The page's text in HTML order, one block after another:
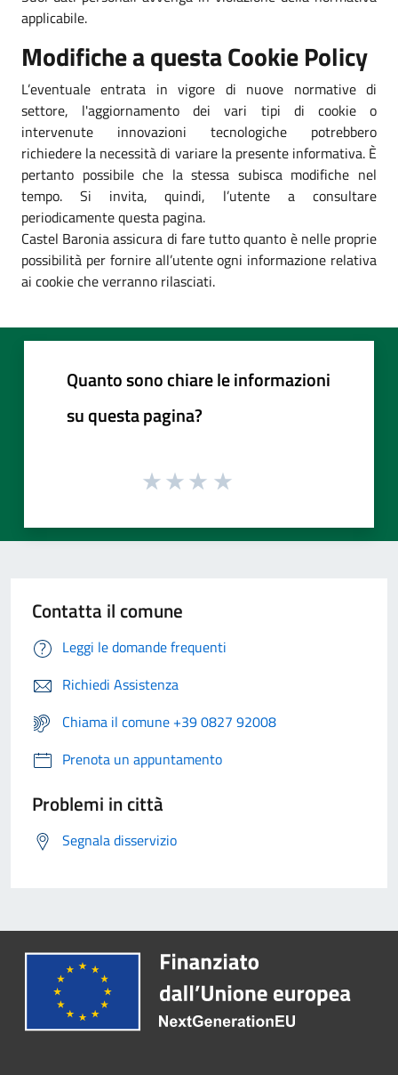
applicabile.
Modifiche a questa Cookie Policy
L’eventuale entrata in vigore di nuove normative di
settore, l'aggiornamento dei vari tipi di cookie o
intervenute innovazioni tecnologiche potrebbero
richiedere la necessità di variare la presente informativa. È
pertanto possibile che la stessa subisca modifiche nel
tempo. Si invita, quindi, l’utente a consultare
periodicamente questa pagina.
Castel Baronia assicura di fare tutto quanto è nelle proprie
possibilità per fornire all’utente ogni informazione relativa
ai cookie che verranno rilasciati.
Quanto sono chiare le informazioni
su questa pagina?
Contatta il comune
Leggi le domande frequenti
Richiedi Assistenza
Chiama il comune +39 0827 92008
Prenota un appuntamento
Problemi in città
Segnala disservizio